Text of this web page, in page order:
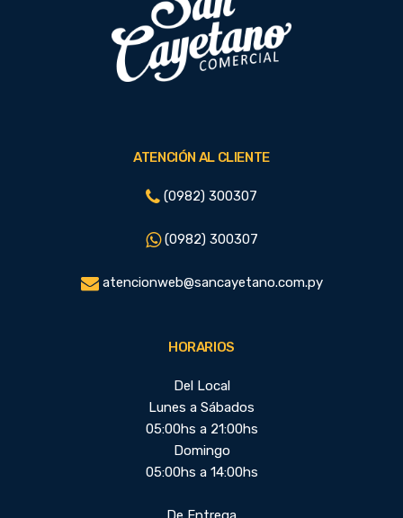
ATENCIÓN AL CLIENTE
(0982) 300307
(0982) 300307
atencionweb@sancayetano.com.py
HORARIOS
Del Local
Lunes a Sábados
05:00hs a 21:00hs
Domingo
05:00hs a 14:00hs